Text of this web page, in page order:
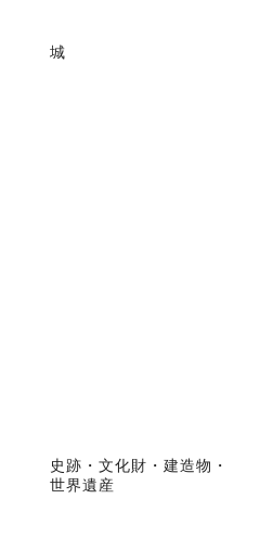
城
史跡・文化財・建造物・
世界遺産